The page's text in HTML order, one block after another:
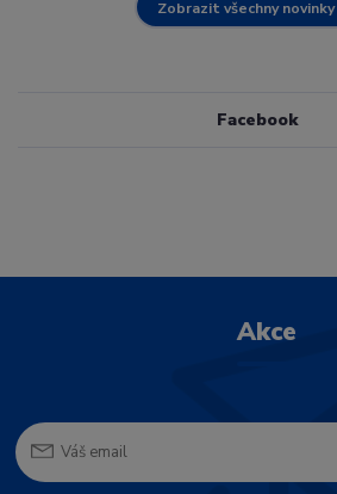
Zobrazit všechny novinky
Facebook
Akce